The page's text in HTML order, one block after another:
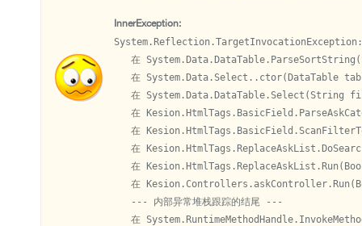
InnerException:
System.Reflection.TargetInvocationException:
在
在 System.Data.Select..ctor(DataTable
在 System.Data.DataTable.Select(String
在
在
在
在
在
   --- 内部异常堆栈跟踪的结尾 ---
在